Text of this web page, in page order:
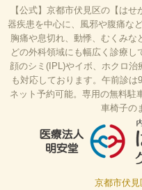
【公式】京都市伏見区の【は
器疾患を中心に、風邪や腹痛な
胸痛や息切れ、動悸、むくみな
どの外科領域にも幅広く診療
顔のシミ(IPL)やイボ、ホクロ
も対応しております。午前診は
ネット予約可能。専用の無料駐
車椅子の
はせがわ明安堂クリ
京都市伏